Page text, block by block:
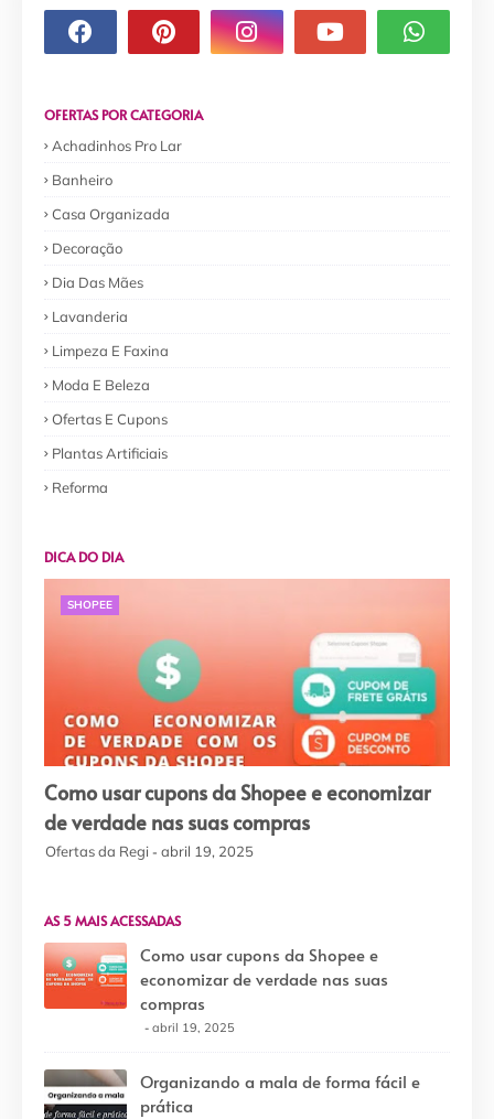
OFERTAS POR CATEGORIA
Achadinhos Pro Lar
Banheiro
Casa Organizada
Decoração
Dia Das Mães
Lavanderia
Limpeza E Faxina
Moda E Beleza
Ofertas E Cupons
Plantas Artificiais
Reforma
DICA DO DIA
SHOPEE
Como usar cupons da Shopee e economizar
de verdade nas suas compras
Ofertas da Regi abril 19, 2025
AS 5 MAIS ACESSADAS
Como usar cupons da Shopee e
economizar de verdade nas suas
compras
abril 19, 2025
Organizando a mala de forma fácil e
prática